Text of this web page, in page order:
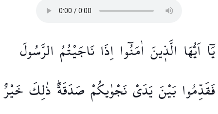
يَٓا اَيُّهَا الَّذ۪ينَ اٰمَنُٓوا اِذَا نَاجَيْتُمُ الرَّسُولَ
فَقَدِّمُوا بَيْنَيَدَيْنَجْوٰيكُمْصَدَقَةًۜ ذٰلِكَ خَيْرٌ